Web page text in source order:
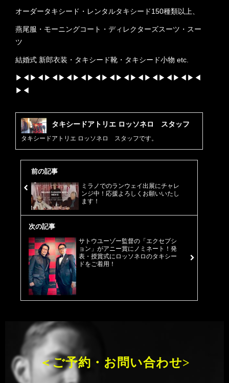
オーダータキシード・レンタルタキシード150種類以上、
燕尾服・モーニングコート・ディレクターズスーツ・スー
ツ
結婚式 新郎衣装・タキシード靴・タキシード小物 etc.
▶︎◀︎▶︎◀︎▶︎◀︎▶︎◀︎▶︎◀︎▶︎◀︎▶︎◀︎▶︎◀︎▶︎◀︎▶︎◀︎▶︎◀︎▶︎◀︎▶︎◀︎
▶︎◀︎
タキシードアトリエ ロッソネロ スタッフ
タキシードアトリエ ロッソネロ スタッフです。
前の記事
ミラノでのランウェイ出展にチャレ
ンジ中！応援よろしくお願いいたし
ます！
次の記事
サトウユーゾー監督の「エクセプシ
ョン」がアニー賞にノミネート！発
表・授賞式にロッソネロのタキシー
ドをご着用！
＜ご予約・お問い合わせ>